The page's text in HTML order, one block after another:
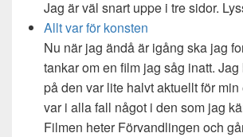
Jag är väl snart uppe i tre sidor.
Allt var för konsten
Nu när jag ändå är igång ska jag
tankar om en film jag såg inatt.
på den var lite halvt aktuellt för
var i alla fall något i den som jag
Filmen heter Förvandlingen och